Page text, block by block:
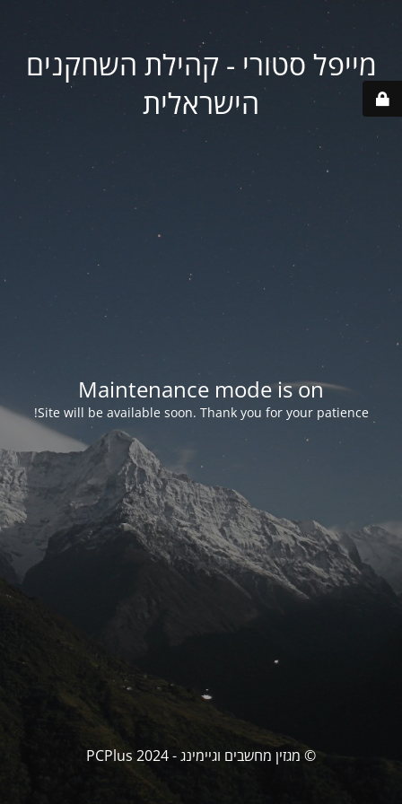
מייפל סטורי - קהילת השחקנים
הישראלית
Maintenance mode is on
Site will be available soon. Thank you for your patience!
© מגזין מחשבים וגיימינג - PCPlus 2024